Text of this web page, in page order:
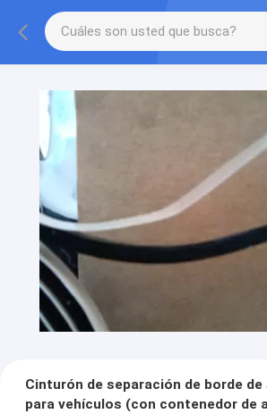
Cinturón de separación de borde
para vehículos (con contenedor de